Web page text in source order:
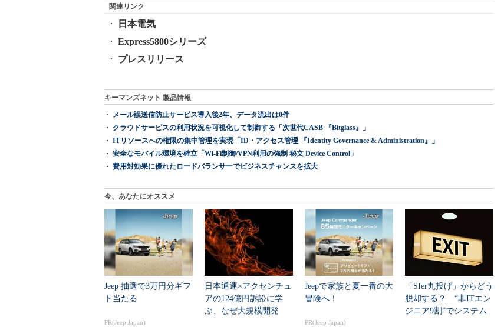
関連リンク
日本電気
Express5800シリーズ
プレスリリース
キーマンズネット 製品情報
メール誤送信防止サービス導入後2年、データ流出は0件
クラウドサービスの利用状況を可視化して制御する「次世代CASB 『Bitglass』」
ITリソースへの権限の集中管理を実現「ID・アクセス管理 『Identity Governance & Administration』」
安全なモバイル環境を確立「Wi-Fi制御/VPN利用の強制 秘文 Device Control」
費用対効果に優れたロードバランサーでビジネスチャンスを拡大
今、あなたにオススメ
Jeep 抽選で3万円分ギフ
ト当たる
PR(Jeep Japan)
日本通運×アクセンチュ
アの124億円訴訟に学
ぶ、なぜ大規模開発
Jeepで家族と夏一番の大
冒険へ！
PR(Jeep Japan)
「SIer丸投げ」からどう
脱却する？ “非ITエン
ジニア9割”でシステム